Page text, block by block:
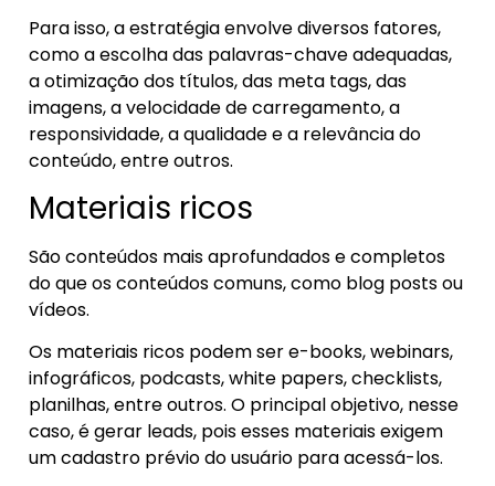
Para isso, a estratégia envolve diversos fatores,
como a escolha das palavras-chave adequadas,
a otimização dos títulos, das meta tags, das
imagens, a velocidade de carregamento, a
responsividade, a qualidade e a relevância do
conteúdo, entre outros.
Materiais ricos
São conteúdos mais aprofundados e completos
do que os conteúdos comuns, como blog posts ou
vídeos.
Os materiais ricos podem ser e-books, webinars,
infográficos, podcasts, white papers, checklists,
planilhas, entre outros. O principal objetivo, nesse
caso, é gerar leads, pois esses materiais exigem
um cadastro prévio do usuário para acessá-los.